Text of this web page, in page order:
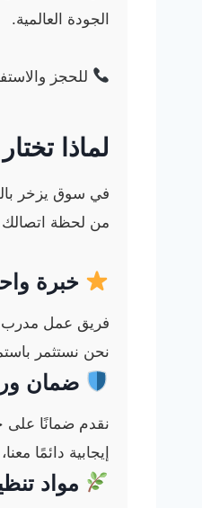
الجودة العالمية.
للحجز
لماذا
في سوق يزخر
من لحظة اتصالك
خبرة
فريق عمل
نحن نستثمر
ضمان
نقدم ضمانًا على
إيجابية دائمًا
مواد